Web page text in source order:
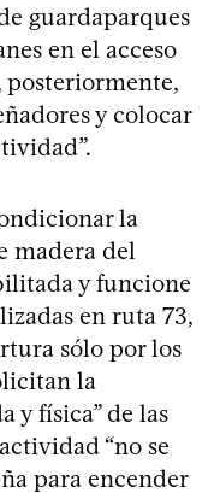
guardaparques
en el acceso
posteriormente,
y colocar
la
madera del
y funcione
en ruta 73,
sólo por los
la
y física” de las
“no se
para encender